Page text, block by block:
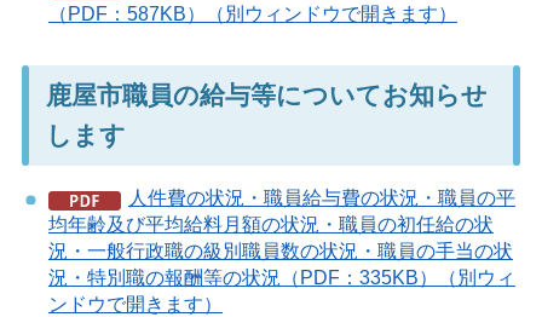
（PDF：587KB）（別ウィンドウで開きます）
鹿屋市職員の給与等についてお知らせ
します
人件費の状況・職員給与費の状況・職員の平
均年齢及び平均給料月額の状況・職員の初任給の状
況・一般行政職の級別職員数の状況・職員の手当の状
況・特別職の報酬等の状況（PDF：335KB）（別ウィ
ンドウで開きます）